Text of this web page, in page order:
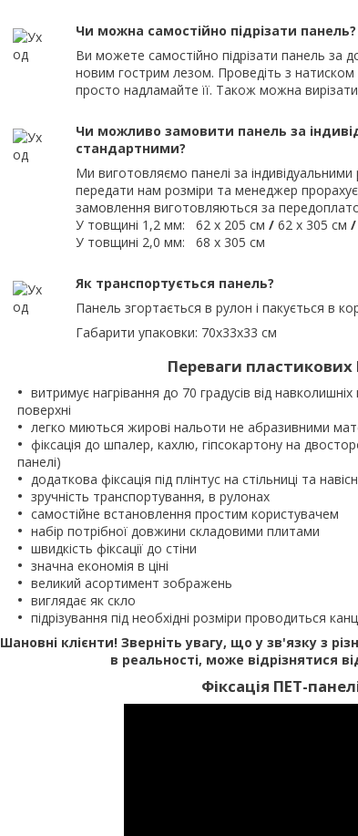
Чи можна самостійно підрізати панель?
Ви можете самостійно підрізати панель за
новим гострим лезом. Проведіть з
просто надламайте її. Також можна
Чи можливо замовити панель за
стандартними?
Ми виготовляємо панелі за
передати нам розміри та менеджер прорахує
замовлення виготовляються за
У товщині 1,2 мм: 62 х 205 см/ 62 х 305 см/
У товщині 2,0 мм: 68 х 305 см
Як транспортується панель?
Панель згортається в рулон і пакується в
Габарити упаковки: 70х33х33 см
Переваги
витримує нагрівання до 70 градусів від
поверхні
легко миються жирові нальоти не абразивними
фіксація до шпалер, кахлю, гіпсокартону на
панелі)
додаткова фіксація під плінтус на стільниці та
зручність транспортування, в рулонах
самостійне встановлення простим користувачем
набір потрібної довжини складовими плитами
швидкість фіксації до стіни
значна економія в ціні
великий асортимент зображень
виглядає як скло
підрізування під необхідні розміри проводиться
Шановні клієнти! Зверніть увагу, що у зв'язку з
в реальності, може відрізнятися
Фіксація ПЕТ-